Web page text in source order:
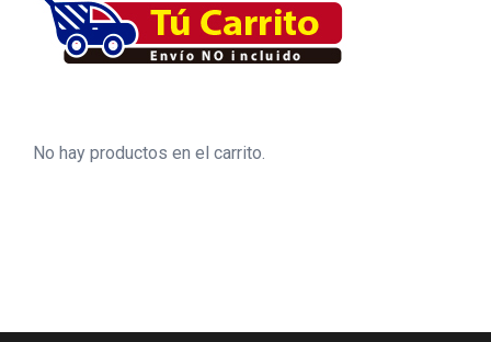
No hay productos en el carrito.